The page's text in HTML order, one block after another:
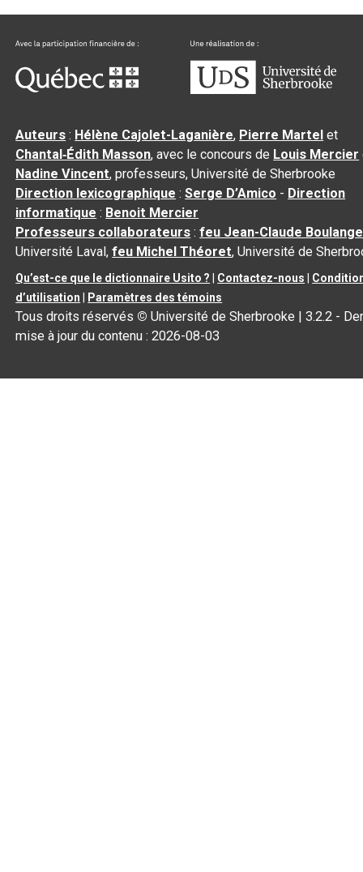
Auteurs : Hélène Cajolet-Laganière, Pierre Martel et
Chantal‑Édith Masson, avec le concours de Louis Mercier
Nadine Vincent, professeurs, Université de Sherbrooke
Direction lexicographique :Serge D’Amico - Direction
informatique : Benoit Mercier
Professeurs collaborateurs :feu Jean-Claude
Université Laval,feu Michel Théoret, Université de
Qu’est-ce que le dictionnaire Usito ? Contactez-nous
d’utilisation
Paramètres des témoins
Tous droits réservés © Université de Sherbrooke |3.2.2 -
mise à jour du contenu :2026-08-03